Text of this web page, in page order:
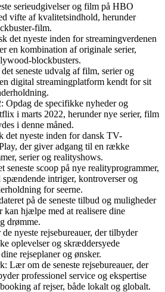
serieudgivelser og film på HBO
vifte af kvalitetsindhold, herunder
film.
det nyeste inden for streamingverdenen
en kombination af originale serier,
blockbusters.
seneste udvalg af film, serier og
digital streamingplatform kendt for sit
Opdag de specifikke nyheder og
i marts 2022, herunder nye serier, film
i denne måned.
nyeste inden for dansk TV-
der giver adgang til en række
serier og realityshows.
seneste scoop på nye realityprogrammer,
intriger, kontroverser og
for seerne.
på de seneste tilbud og muligheder
kan hjælpe med at realisere dine
drømme.
nyeste rejsebureauer, der tilbyder
oplevelser og skræddersyede
rejseplaner og ønsker.
Lær om de seneste rejsebureauer, der
professionel service og ekspertise
af rejser, både lokalt og globalt.